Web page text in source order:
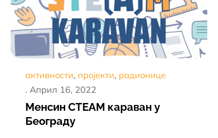
активности пројекти радионице
Постед
он
Април 16, 2022
Менсин СТЕАМ караван у
Београду